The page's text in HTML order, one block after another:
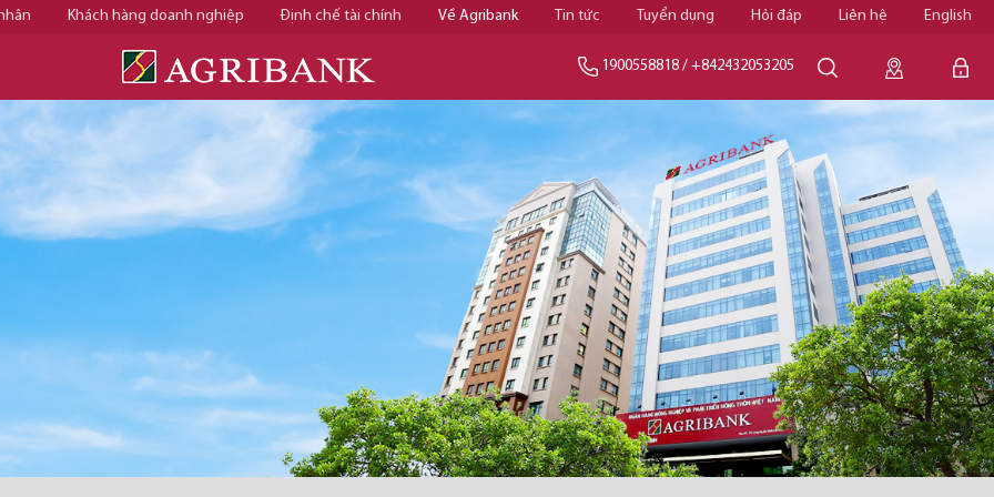
Khách hàng doanh nghiệp Định chế tài chính Về Agribank Tin tức Tuyển dụng Hỏi đáp Liên hệ English
1900558818 / +842432053205